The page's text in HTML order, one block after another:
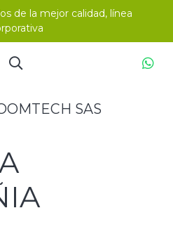
de la mejor calidad, línea
SAS